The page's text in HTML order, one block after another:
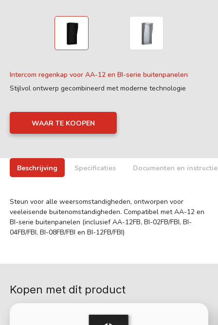
Intercom regenkap voor AA-12 en BI-serie buitenpanelen
Stijlvol ontwerp gecombineerd met moderne technologie
WAAR TE KOOPEN
Beschrijving Specificaties Documenten en
Steun voor alle weersomstandigheden, ontworpen voor
veeleisende buitenomstandigheden. Compatibel met AA-12 en
BI-serie buitenpanelen (inclusief AA-12FB, BI-02FB/FBI, BI-
04FB/FBI, BI-08FB/FBI en BI-12FB/FBI)
Kopen met dit product